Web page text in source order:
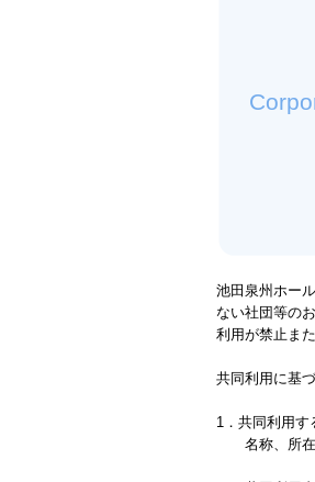
池田泉州ホー
ない社団等の
利用が禁止ま
共同利用に基
1．共同利用す
名称、所